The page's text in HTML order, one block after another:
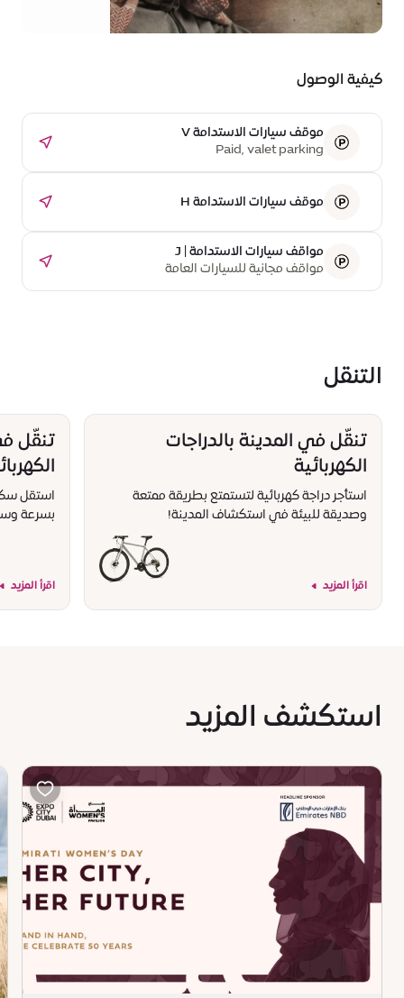
كيفية الوصول
موقف سيارات الاستدامة V
Paid, valet parking
موقف سيارات الاستدامة H
مواقف سيارات الاستدامة | J
مواقف مجانية للسيارات العامة
التنقل
تنقّل في المدينة بالدراجات
الكهربائية
استأجر دراجة كهربائية لتستمتع بطريقة ممتعة
وصديقة للبيئة في استكشاف المدينة!
اقرأ المزيد
تنقّل
استقل
بسرعة
اقرأ المزيد
استكشف المزيد